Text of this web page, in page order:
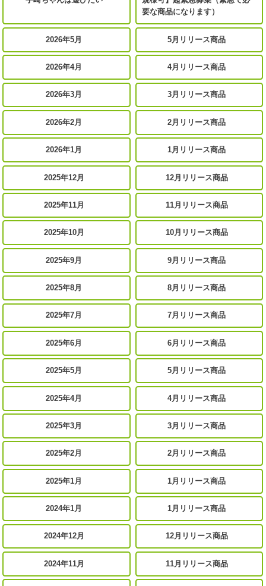
要な商品になります）
2026年5月 5月リリース商品
2026年4月 4月リリース商品
2026年3月 3月リリース商品
2026年2月 2月リリース商品
2026年1月 1月リリース商品
2025年12月 12月リリース商品
2025年11月 11月リリース商品
2025年10月 10月リリース商品
2025年9月 9月リリース商品
2025年8月 8月リリース商品
2025年7月 7月リリース商品
2025年6月 6月リリース商品
2025年5月 5月リリース商品
2025年4月 4月リリース商品
2025年3月 3月リリース商品
2025年2月 2月リリース商品
2025年1月 1月リリース商品
2024年1月 1月リリース商品
2024年12月 12月リリース商品
2024年11月 11月リリース商品